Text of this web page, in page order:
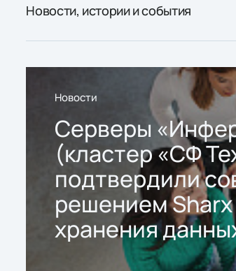
Новости, истории и события
Новости
Серверы
(кластер «СФ
подтвердили
решением
хранения